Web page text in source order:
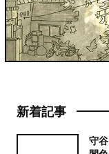
新着記事
守